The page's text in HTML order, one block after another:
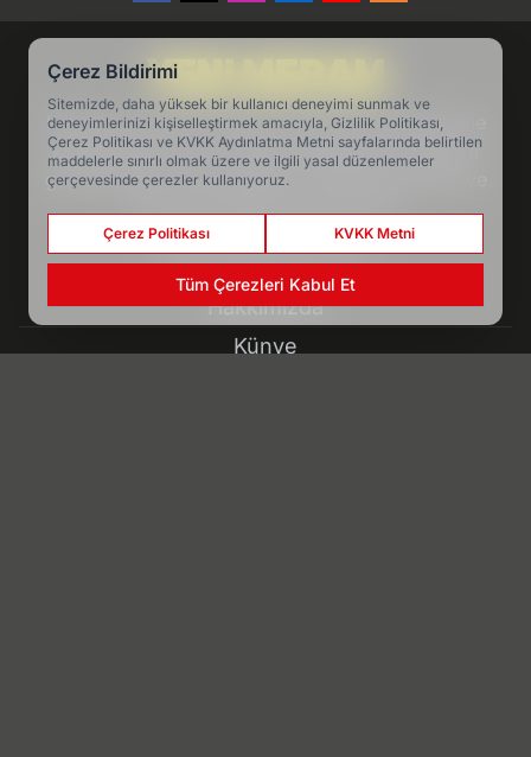
Konya'nın en köklü haber markası Yeni Meram ile
konya haber ve son dakika gelişmelerini, Konya
gündeminden köşe yazılarını ve Konya politika ve
www.yenimeram.com.tr
Hakkımızda
Künye
Çerez Bildirimi
Sitemizde, daha yüksek bir kullanıcı deneyimi sunmak ve
deneyimlerinizi kişiselleştirmek amacıyla, Gizlilik Politikası,
Çerez Politikası ve KVKK Aydınlatma Metni sayfalarında belirtilen
maddelerle sınırlı olmak üzere ve ilgili yasal düzenlemeler
çerçevesinde çerezler kullanıyoruz.
Çerez Politikası KVKK Metni
Tüm Çerezleri Kabul Et